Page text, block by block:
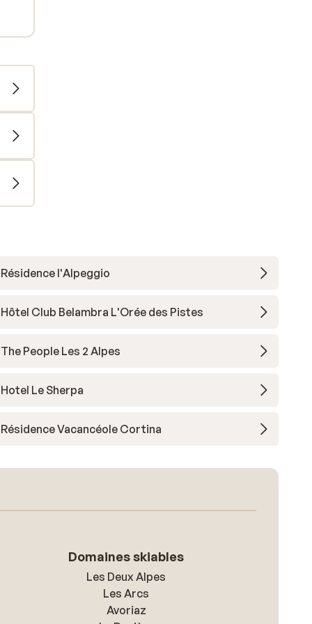
Résidence l'Alpeggio
Hôtel Club Belambra L'Orée des Pistes
The People Les 2 Alpes
Hotel Le Sherpa
Résidence Vacancéole Cortina
Domaines skiables
Les Deux Alpes
Les Arcs
Avoriaz